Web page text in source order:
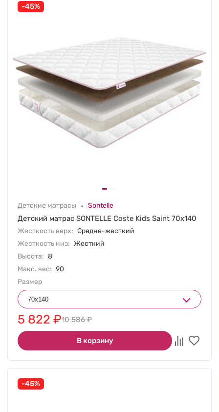
-45%
Детские матрасы Sontelle
Детский матрас SONTELLE Coste Kids Saint 70х140
Жесткость верх: Средне-жесткий
Жесткость низ: Жесткий
Высота: 8
Макс. вес: 90
Размер
5 822 ₽10 586₽
В корзину
-45%